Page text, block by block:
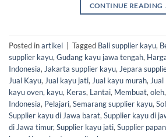
CONTINUE READING
Posted inartikel Tagged Bali supplier kayu,
supplier kayu,Gudang kayu jawa tengah,
Indonesia,Jakarta supplier kayu,Jepara
Jual Kayu,Jual kayu jati,Jual kayu murah,Jual
kayu oven, kayu, Keras, Lantai, Membuat,oleh,
Indonesia, Pelajari,Semarang supplier kayu,
Supplier kayu di Jawa barat,Supplier kayu di
di Jawa timur,Supplier kayu jati,Supplier